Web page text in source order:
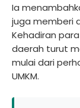
Ia
juga memberi
Kehadiran
daerah turut
mulai dari
UMKM.